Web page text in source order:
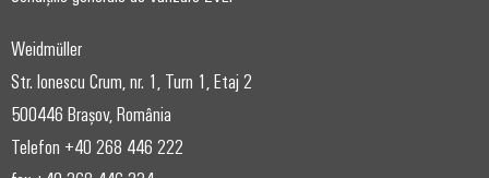
Weidmüller
Str. Ionescu Crum, nr. 1, Turn 1, Etaj 2
500446 Brașov, România
Telefon +40 268 446 222